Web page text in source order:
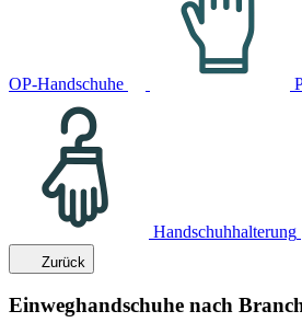
OP-Handschuhe
Handschuhhalterung
Zurück
Einweghandschuhe nach